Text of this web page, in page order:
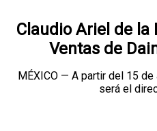
Claudio Ariel de la
Ventas de
MÉXICO — A partir del 15
será el